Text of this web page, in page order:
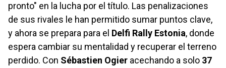
pronto" en la lucha por el título. Las penalizaciones
de sus rivales le han permitido sumar puntos clave,
y ahora se prepara para el Delfi Rally Estonia, donde
espera cambiar su mentalidad y recuperar el terreno
perdido. Con Sébastien Ogier acechando a solo 37